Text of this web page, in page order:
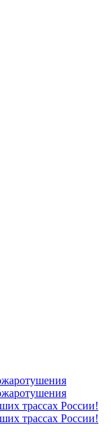
трассах России!
трассах России!